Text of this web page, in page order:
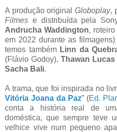
A produção original Globoplay,
Filmes e distribuída pela
Andrucha Waddington, roteiro
em 2022 durante as
temos tambémLinn da
(Flávio Godoy),Thawan Lucas
Sacha Bali.
A trama, que foi inspirada no
Vitória Joana da Paz” (Ed.
conta a história real de
doméstica, que sempre teve
velhice vive num pequeno